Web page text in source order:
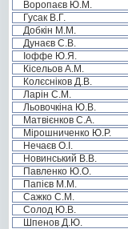
Воропаєв Ю.М.
Гусак В.Г.
Добкін М.М.
Дунаєв С.В.
Іоффе Ю.Я.
Кісельов А.М.
Колєсніков Д.В.
Ларін С.М.
Льовочкіна Ю.В.
Матвієнков С.А.
Мірошниченко Ю.Р.
Нечаєв О.І.
Новинський В.В.
Павленко Ю.О.
Папієв М.М.
Сажко С.М.
Солод Ю.В.
Шпенов Д.Ю.